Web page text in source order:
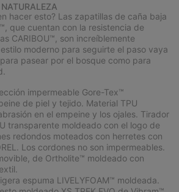
hacer esto? Las zapatillas de caña baja
que cuentan con la resistencia de
CARIBOU™, son increíblemente
moderno para seguirte el paso vaya
pasear por el bosque como para
impermeable Gore-Tex™
de piel y tejido. Material TPU
en el empeine y los ojales. Tirador
transparente moldeado con el logo de
redondos moteados con herretes con
Los cordones no son impermeables.
de Ortholite™ moldeado con
espuma LIVELYFOAM™ moldeada.